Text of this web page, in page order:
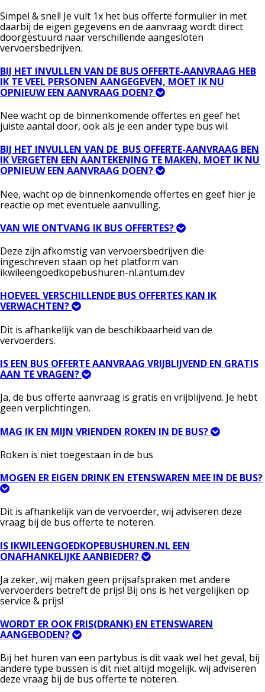
Simpel & snel! Je vult 1x het bus offerte formulier in met
daarbij de eigen gegevens en de aanvraag wordt direct
doorgestuurd naar verschillende aangesloten
vervoersbedrijven.
BIJ HET INVULLEN VAN DE BUS OFFERTE-AANVRAAG HEB
IK TE VEEL PERSONEN AANGEGEVEN, MOET IK NU
OPNIEUW EEN AANVRAAG DOEN?
Nee wacht op de binnenkomende offertes en geef het
juiste aantal door, ook als je een ander type bus wil.
BIJ HET INVULLEN VAN DE BUS OFFERTE-AANVRAAG BEN
IK VERGETEN EEN AANTEKENING TE MAKEN, MOET IK NU
OPNIEUW EEN AANVRAAG DOEN?
Nee, wacht op de binnenkomende offertes en geef hier je
reactie op met eventuele aanvulling.
VAN WIE ONTVANG IK BUS OFFERTES?
Deze zijn afkomstig van vervoersbedrijven die
ingeschreven staan op het platform van
ikwileengoedkopebushuren-nl.antum.dev
HOEVEEL VERSCHILLENDE BUS OFFERTES KAN IK
VERWACHTEN?
Dit is afhankelijk van de beschikbaarheid van de
vervoerders.
IS EEN BUS OFFERTE AANVRAAG VRIJBLIJVEND EN GRATIS
AAN TE VRAGEN?
Ja, de bus offerte aanvraag is gratis en vrijblijvend. Je hebt
geen verplichtingen.
MAG IK EN MIJN VRIENDEN ROKEN IN DE BUS?
Roken is niet toegestaan in de bus
MOGEN ER EIGEN DRINK EN ETENSWAREN MEE IN DE BUS?
Dit is afhankelijk van de vervoerder, wij adviseren deze
vraag bij de bus offerte te noteren.
IS IKWILEENGOEDKOPEBUSHUREN.NL EEN
ONAFHANKELIJKE AANBIEDER?
Ja zeker, wij maken geen prijsafspraken met andere
vervoerders betreft de prijs! Bij ons is het vergelijken op
service & prijs!
WORDT ER OOK FRIS(DRANK) EN ETENSWAREN
AANGEBODEN?
Bij het huren van een partybus is dit vaak wel het geval, bij
andere type bussen is dit niet altijd mogelijk. wij adviseren
deze vraag bij de bus offerte te noteren.